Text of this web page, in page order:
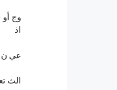
وج
اذ
عي ن
الث